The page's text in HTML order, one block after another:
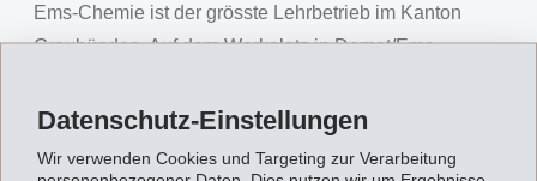
Datenschutz-Einstellungen
Wir verwenden Cookies und Targeting zur Verarbeitung
Ems-Chemie ist der grösste Lehrbetrieb im Kanton
Graubünden. Auf dem Werkplatz in Domat/Ems,
Hinzu kommen rund weitere 100 Lernende von